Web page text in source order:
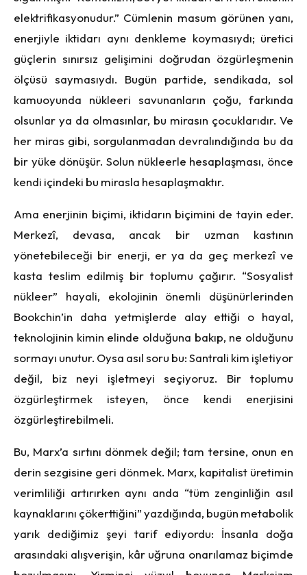
elektrifikasyonudur.” Cümlenin masum görünen yanı,
enerjiyle iktidarı aynı denkleme koymasıydı; üretici
güçlerin sınırsız gelişimini doğrudan özgürleşmenin
ölçüsü saymasıydı. Bugün partide, sendikada, sol
kamuoyunda nükleeri savunanların çoğu, farkında
olsunlar ya da olmasınlar, bu mirasın çocuklarıdır. Ve
her miras gibi, sorgulanmadan devralındığında bu da
bir yüke dönüşür. Solun nükleerle hesaplaşması, önce
kendi içindeki bu mirasla hesaplaşmaktır.
Ama enerjinin biçimi, iktidarın biçimini de tayin eder.
Merkezî, devasa, ancak bir uzman kastının
yönetebileceği bir enerji, er ya da geç merkezî ve
kasta teslim edilmiş bir toplumu çağırır. “Sosyalist
nükleer” hayali, ekolojinin önemli düşünürlerinden
Bookchin’in daha yetmişlerde alay ettiği o hayal,
teknolojinin kimin elinde olduğuna bakıp, ne olduğunu
sormayı unutur. Oysa asıl soru bu: Santrali kim işletiyor
değil, biz neyi işletmeyi seçiyoruz. Bir toplumu
özgürleştirmek isteyen, önce kendi enerjisini
özgürleştirebilmeli.
Bu, Marx’a sırtını dönmek değil; tam tersine, onun en
derin sezgisine geri dönmek. Marx, kapitalist üretimin
verimliliği artırırken aynı anda “tüm zenginliğin asıl
kaynaklarını çökerttiğini” yazdığında, bugün metabolik
yarık dediğimiz şeyi tarif ediyordu: İnsanla doğa
arasındaki alışverişin, kâr uğruna onarılamaz biçimde